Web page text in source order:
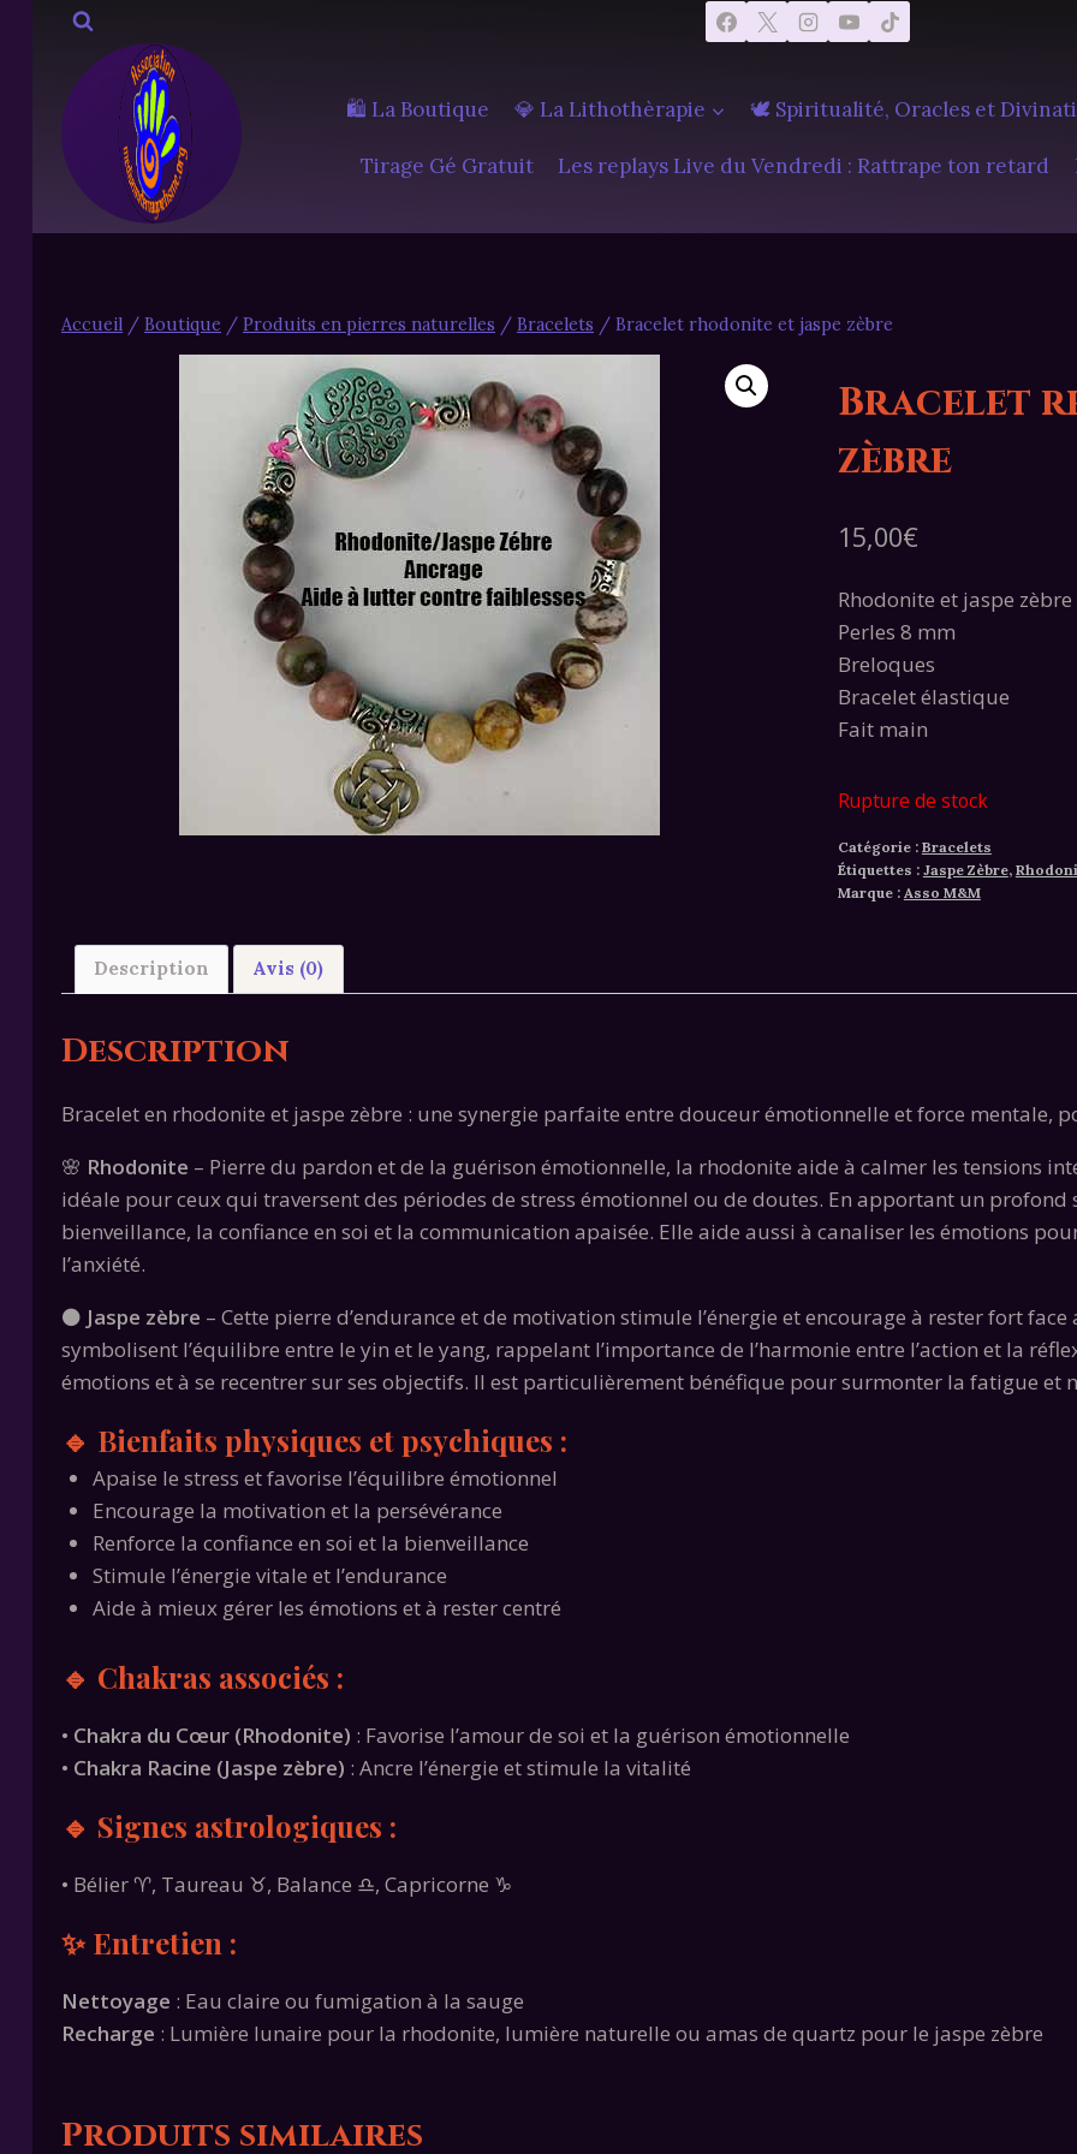
Aller
contenu
🛍️ La Boutique
💎 La Lithothèrapie 🕊️ Spiritualité, Oracles et
Tirage Gé Gratuit Les replays Live du Vendredi : Rattrape ton retard
Accueil / Boutique / Produits en pierres naturelles / Bracelets / Bracelet rhodonite et jaspe zèbre
Bracelet
zèbre
15,00€
Rhodonite et jaspe zèbre
Perles 8 mm
Breloques
Bracelet élastique
Fait main
Rupture de stock
Catégorie : Bracelets
Étiquettes : Jaspe Zèbre,
Marque : Asso M&M
Description Avis (0)
Description
Bracelet en rhodonite et jaspe zèbre : une synergie parfaite entre douceur émotionnelle et force mentale,
🌸 Rhodonite – Pierre du pardon et de la guérison émotionnelle, la rhodonite aide à calmer les tensions
idéale pour ceux qui traversent des périodes de stress émotionnel ou de doutes. En apportant un
bienveillance, la confiance en soi et la communication apaisée. Elle aide aussi à canaliser les émotions
l’anxiété.
⚫ Jaspe zèbre – Cette pierre d’endurance et de motivation stimule l’énergie et encourage à rester fort
symbolisent l’équilibre entre le yin et le yang, rappelant l’importance de l’harmonie entre l’action et la
émotions et à se recentrer sur ses objectifs. Il est particulièrement bénéfique pour surmonter la fatigue et
🔹 Bienfaits physiques et psychiques :
Apaise le stress et favorise l’équilibre émotionnel
Encourage la motivation et la persévérance
Renforce la confiance en soi et la bienveillance
Stimule l’énergie vitale et l’endurance
Aide à mieux gérer les émotions et à rester centré
🔹 Chakras associés :
• Chakra du Cœur (Rhodonite) : Favorise l’amour de soi et la guérison émotionnelle
• Chakra Racine (Jaspe zèbre) : Ancre l’énergie et stimule la vitalité
🔹 Signes astrologiques :
• Bélier ♈, Taureau ♉, Balance ♎, Capricorne ♑
✨ Entretien :
Nettoyage : Eau claire ou fumigation à la sauge
Recharge : Lumière lunaire pour la rhodonite, lumière naturelle ou amas de quartz pour le jaspe zèbre
Produits similaires